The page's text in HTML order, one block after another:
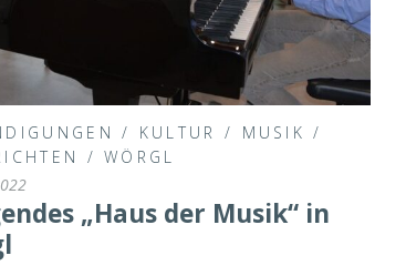
/ KULTUR / MUSIK /
/WÖRGL
„Haus der Musik“ in